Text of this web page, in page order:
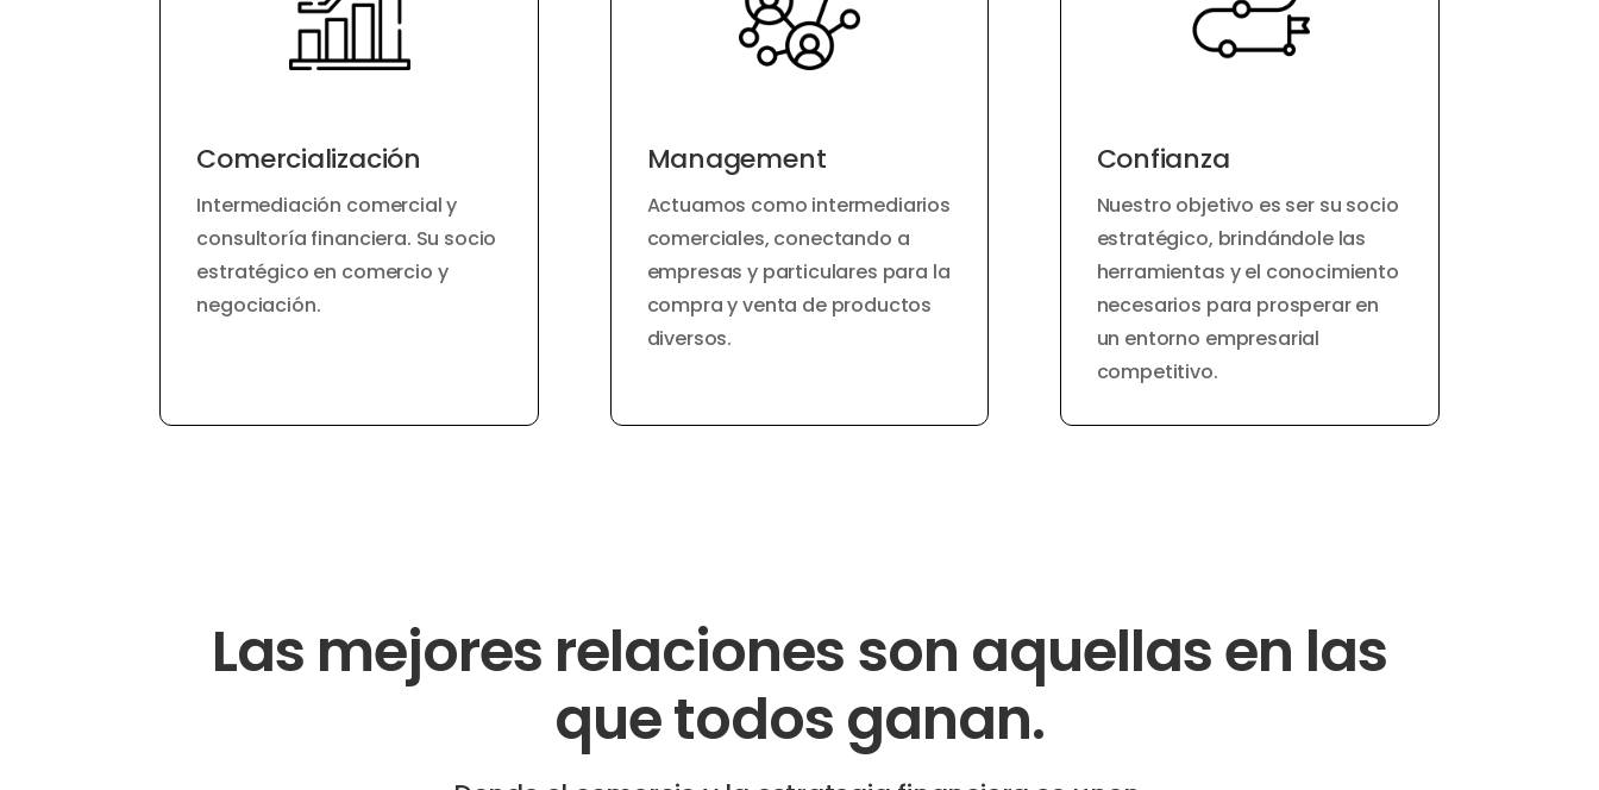
Comercialización
Intermediación comercial y
consultoría financiera. Su socio
estratégico en comercio y
negociación.
Management
Actuamos como intermediarios
comerciales, conectando a
empresas y particulares para la
compra y venta de productos
diversos.
Confianza
Nuestro objetivo es ser su socio
estratégico, brindándole las
herramientas y el conocimiento
necesarios para prosperar en
un entorno empresarial
competitivo.
Las mejores relaciones son aquellas en las
que todos ganan.